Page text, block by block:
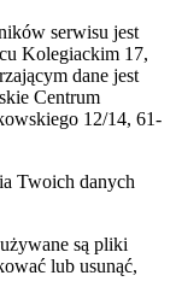
serwisu jest
Kolegiackim 17,
dane jest
Centrum
12/14, 61-
Twoich danych
są pliki
lub usunąć,